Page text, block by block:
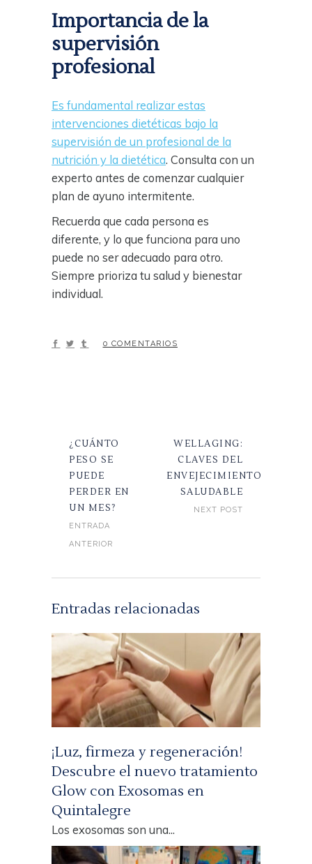
Importancia de la
supervisión
profesional
Es fundamental realizar estas
intervenciones dietéticas bajo la
supervisión de un profesional de la
nutrición y la dietética. Consulta con un
experto antes de comenzar cualquier
plan de ayuno intermitente.
Recuerda que cada persona es
diferente, y lo que funciona para uno
puede no ser adecuado para otro.
Siempre prioriza tu salud y bienestar
individual.
0 COMENTARIOS
¿CUÁNTO
PESO SE
PUEDE
PERDER EN
UN MES?
ENTRADA
ANTERIOR
WELLAGING:
CLAVES DEL
ENVEJECIMIENTO
SALUDABLE
NEXT POST
Entradas relacionadas
¡Luz, firmeza y regeneración!
Descubre el nuevo tratamiento
Glow con Exosomas en
Quintalegre
Los exosomas son una...